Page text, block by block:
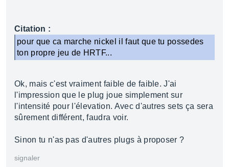
Citation :
pour que ca marche nickel il faut que tu possedes
ton propre jeu de HRTF...
Ok, mais c'est vraiment faible de faible. J'ai
l'impression que le plug joue simplement sur
l'intensité pour l'élevation. Avec d'autres sets ça sera
sûrement différent, faudra voir.
Sinon tu n'as pas d'autres plugs à proposer ?
signaler